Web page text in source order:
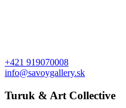
+421 919070008
info@savoygallery.sk
Turuk & Art Collective